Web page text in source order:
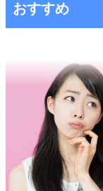
おすすめ